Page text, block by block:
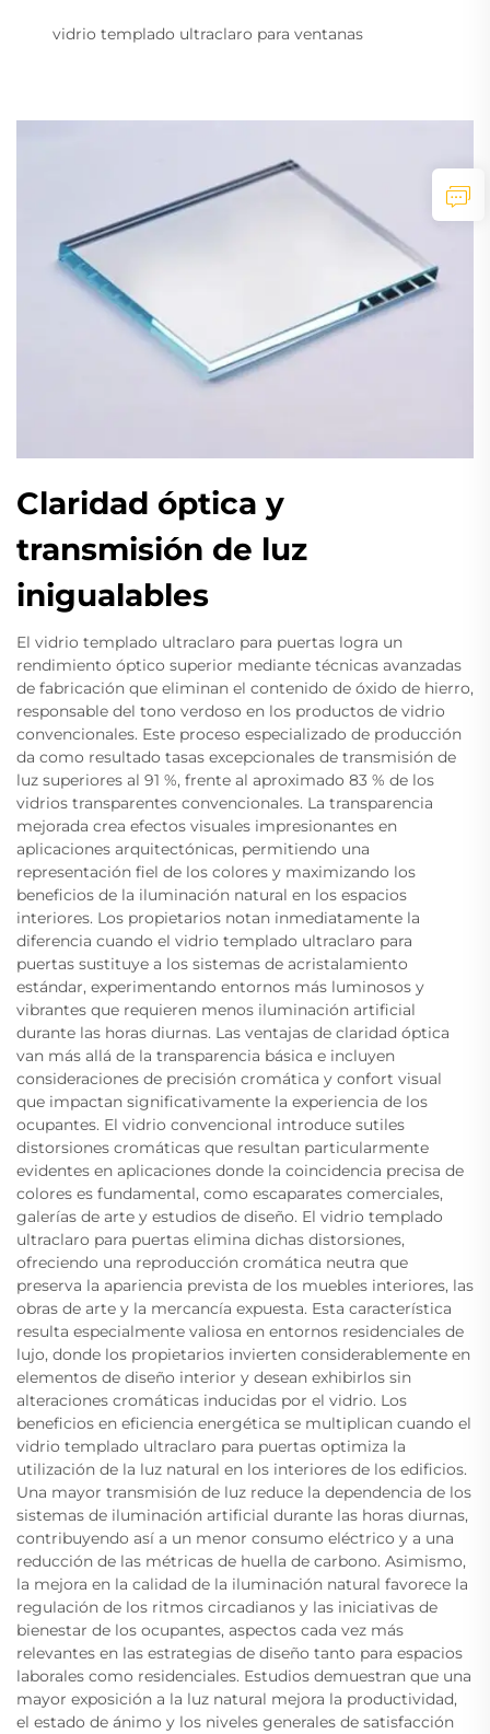
vidrio templado ultraclaro para ventanas
Claridad óptica y
transmisión de luz
inigualables
El vidrio templado ultraclaro para puertas logra un
rendimiento óptico superior mediante técnicas avanzadas
de fabricación que eliminan el contenido de óxido de hierro,
responsable del tono verdoso en los productos de vidrio
convencionales. Este proceso especializado de producción
da como resultado tasas excepcionales de transmisión de
luz superiores al 91 %, frente al aproximado 83 % de los
vidrios transparentes convencionales. La transparencia
mejorada crea efectos visuales impresionantes en
aplicaciones arquitectónicas, permitiendo una
representación fiel de los colores y maximizando los
beneficios de la iluminación natural en los espacios
interiores. Los propietarios notan inmediatamente la
diferencia cuando el vidrio templado ultraclaro para
puertas sustituye a los sistemas de acristalamiento
estándar, experimentando entornos más luminosos y
vibrantes que requieren menos iluminación artificial
durante las horas diurnas. Las ventajas de claridad óptica
van más allá de la transparencia básica e incluyen
consideraciones de precisión cromática y confort visual
que impactan significativamente la experiencia de los
ocupantes. El vidrio convencional introduce sutiles
distorsiones cromáticas que resultan particularmente
evidentes en aplicaciones donde la coincidencia precisa de
colores es fundamental, como escaparates comerciales,
galerías de arte y estudios de diseño. El vidrio templado
ultraclaro para puertas elimina dichas distorsiones,
ofreciendo una reproducción cromática neutra que
preserva la apariencia prevista de los muebles interiores, las
obras de arte y la mercancía expuesta. Esta característica
resulta especialmente valiosa en entornos residenciales de
lujo, donde los propietarios invierten considerablemente en
elementos de diseño interior y desean exhibirlos sin
alteraciones cromáticas inducidas por el vidrio. Los
beneficios en eficiencia energética se multiplican cuando el
vidrio templado ultraclaro para puertas optimiza la
utilización de la luz natural en los interiores de los edificios.
Una mayor transmisión de luz reduce la dependencia de los
sistemas de iluminación artificial durante las horas diurnas,
contribuyendo así a un menor consumo eléctrico y a una
reducción de las métricas de huella de carbono. Asimismo,
la mejora en la calidad de la iluminación natural favorece la
regulación de los ritmos circadianos y las iniciativas de
bienestar de los ocupantes, aspectos cada vez más
relevantes en las estrategias de diseño tanto para espacios
laborales como residenciales. Estudios demuestran que una
mayor exposición a la luz natural mejora la productividad,
el estado de ánimo y los niveles generales de satisfacción